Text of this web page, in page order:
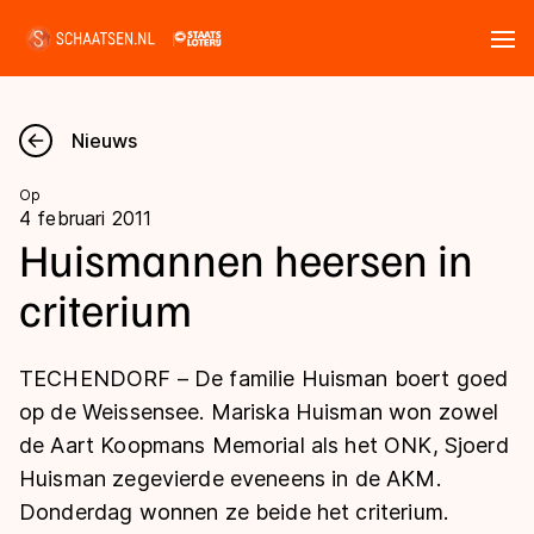
Nieuws
Kalender
Disciplines
Langebaan
Shorttrack
Inlineskaten
Uitslagen
Langebaan
Shorttrack
Marathon
Tijden & historie
Ranglijsten Langebaan
Nieuws
Op
4 februari 2011
Huismannen heersen in
criterium
TECHENDORF – De familie Huisman boert goed
op de Weissensee. Mariska Huisman won zowel
de Aart Koopmans Memorial als het ONK, Sjoerd
Huisman zegevierde eveneens in de AKM.
Donderdag wonnen ze beide het criterium.